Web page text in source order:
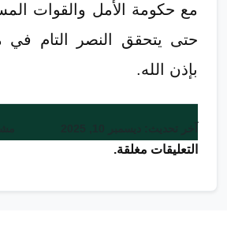
مع حكومة الأمل والقوات
حتى يتحقق النصر التام في
بإذن الله.
التعليقات مغلقة.